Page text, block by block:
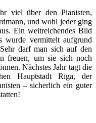
viel über den Pianisten,
und wohl jeder ging
Ein weitreichendes Bild
wurde vermittelt aufgrund
darf man sich auf den
freuen, um sie sich noch
Nächstes Jahr tagt die
Hauptstadt Riga, der
– sicherlich ein guter